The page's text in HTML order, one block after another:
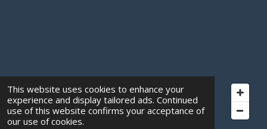
This website uses cookies to enhance your
experience and display tailored ads. Continued
use of this website confirms your acceptance of
our use of cookies.